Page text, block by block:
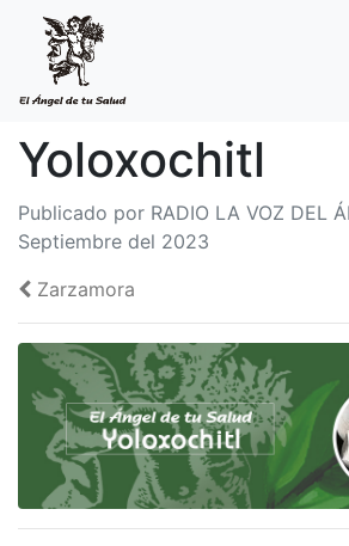
Yoloxochitl
Publicado por RADIO LA VOZ DEL
Septiembre del 2023
Zarzamora